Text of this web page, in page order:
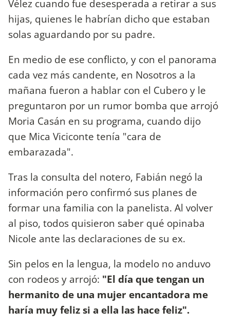
Vélez cuando fue desesperada a retirar a sus
hijas, quienes le habrían dicho que estaban
solas aguardando por su padre.
En medio de ese conflicto, y con el panorama
cada vez más candente, en Nosotros a la
mañana fueron a hablar con el Cubero y le
preguntaron por un rumor bomba que arrojó
Moria Casán en su programa, cuando dijo
que Mica Viciconte tenía "cara de
embarazada".
Tras la consulta del notero, Fabián negó la
información pero confirmó sus planes de
formar una familia con la panelista. Al volver
al piso, todos quisieron saber qué opinaba
Nicole ante las declaraciones de su ex.
Sin pelos en la lengua, la modelo no anduvo
con rodeos y arrojó: "El día que tengan un
hermanito de una mujer encantadora me
haría muy feliz si a ella las hace feliz".